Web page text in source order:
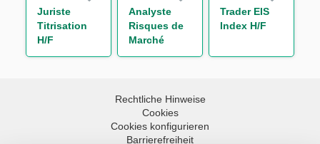
Juriste
Titrisation
H/F
Analyste
Risques de
Marché
Consolidés
Trader EIS
Index H/F
Rechtliche Hinweise
Cookies
Cookies konfigurieren
Barrierefreiheit